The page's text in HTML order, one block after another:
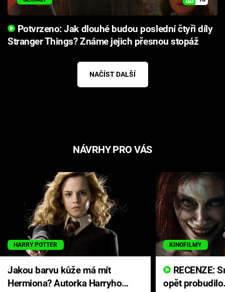
Potvrzeno: Jak dlouhé budou poslední čtyři díly
Stranger Things? Známe jejich přesnou stopáž
NAČÍST DALŠÍ
NÁVRHY PRO VÁS
HARRY POTTER
Jakou barvu kůže má mít
Hermiona? Autorka Harryho
KINOFILMY
opět